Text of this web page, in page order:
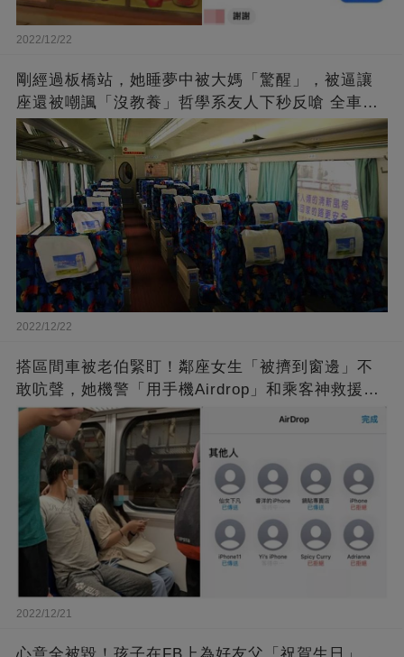
2022/12/22
剛經過板橋站，她睡夢中被大媽「驚醒」，被逼讓
座還被嘲諷「沒教養」哲學系友人下秒反嗆 全車叫
好「學到了！」
2022/12/22
搭區間車被老伯緊盯！鄰座女生「被擠到窗邊」不
敢吭聲，她機警「用手機Airdrop」和乘客神救援！
網贊「台灣有你變更美」
2022/12/21